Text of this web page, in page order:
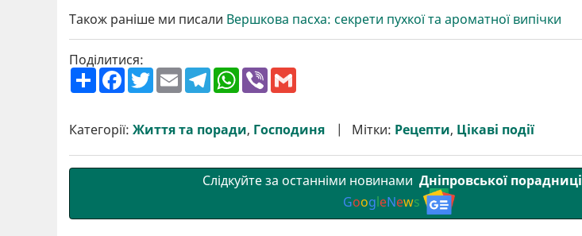
Також раніше ми писали Вершкова пасха: секрети пухкої та ароматної випічки
Поділитися:
П
о
р
и
F
a
b
o
T
w
t
e
E
m
l
T
e
g
r
W
h
s
A
V
r l
Категорії: Життя та поради, Господиня Мітки: Рецепти, Цікаві події
Слідкуйте за останніми новинами Дніпровської порадниці
GoogleNews